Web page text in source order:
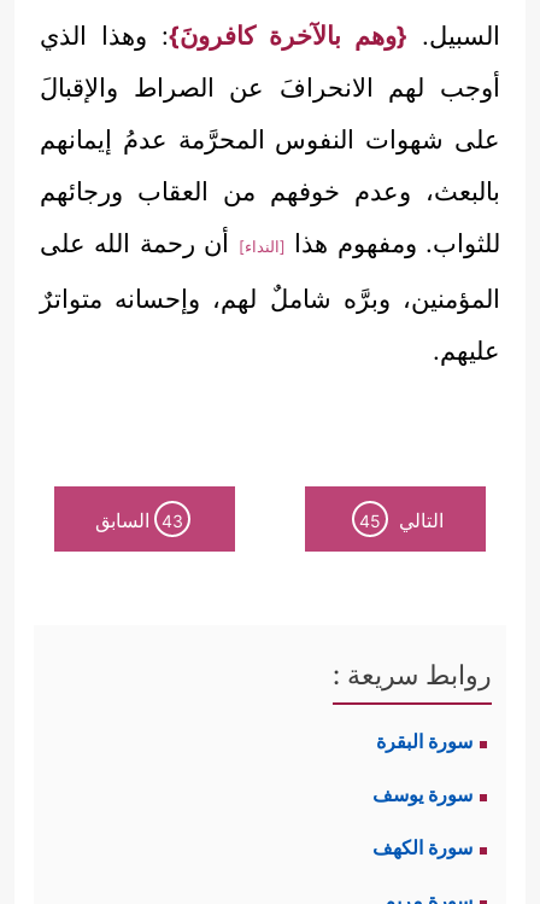
السبيل. {وهم بالآخرة كافرونَ}: وهذا الذي
أوجب لهم الانحرافَ عن الصراط والإقبالَ
على شهوات النفوس المحرَّمة عدمُ إيمانهم
بالبعث، وعدم خوفهم من العقاب ورجائهم
للثواب. ومفهوم هذا
[النداء]
أن رحمة الله على
المؤمنين، وبرَّه شاملٌ لهم، وإحسانه متواترٌ
عليهم.
التالي 45
43 السابق
روابط سريعة :
سورة البقرة
سورة يوسف
سورة الكهف